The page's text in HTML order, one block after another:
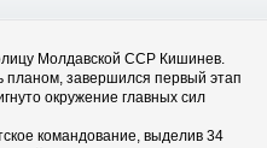
Молдавской ССР Кишинев.
планом, завершился первый этап
окружение главных сил
командование, выделив 34